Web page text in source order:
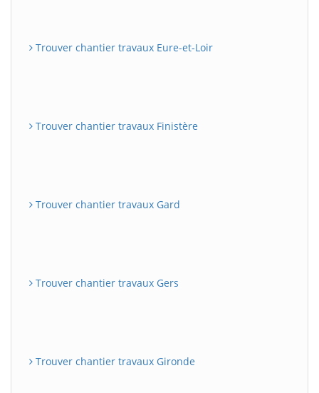
Trouver chantier travaux Eure-et-Loir
Trouver chantier travaux Finistère
Trouver chantier travaux Gard
Trouver chantier travaux Gers
Trouver chantier travaux Gironde